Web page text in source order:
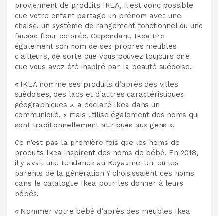
proviennent de produits IKEA, il est donc possible
que votre enfant partage un prénom avec une
chaise, un système de rangement fonctionnel ou une
fausse fleur colorée. Cependant, Ikea tire
également son nom de ses propres meubles
d’ailleurs, de sorte que vous pouvez toujours dire
que vous avez été inspiré par la beauté suédoise.
« IKEA nomme ses produits d’après des villes
suédoises, des lacs et d’autres caractéristiques
géographiques », a déclaré Ikea dans un
communiqué, « mais utilise également des noms qui
sont traditionnellement attribués aux gens ».
Ce n’est pas la première fois que les noms de
produits Ikea inspirent des noms de bébé. En 2018,
il y avait une tendance au Royaume-Uni où les
parents de la génération Y choisissaient des noms
dans le catalogue Ikea pour les donner à leurs
bébés.
« Nommer votre bébé d’après des meubles Ikea